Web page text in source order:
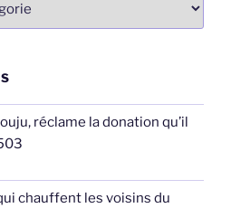
réclame la donation qu’il
chauffent les voisins du